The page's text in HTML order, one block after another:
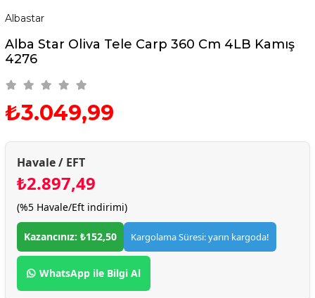
Albastar
Alba Star Oliva Tele Carp 360 Cm 4LB Kamış
4276
₺3.049,99
Havale / EFT
₺2.897,49
(%5 Havale/Eft indirimi)
Kazancınız: ₺152,50 Kargolama Süresi: yarın kargoda!
WhatsApp ile Bilgi Al